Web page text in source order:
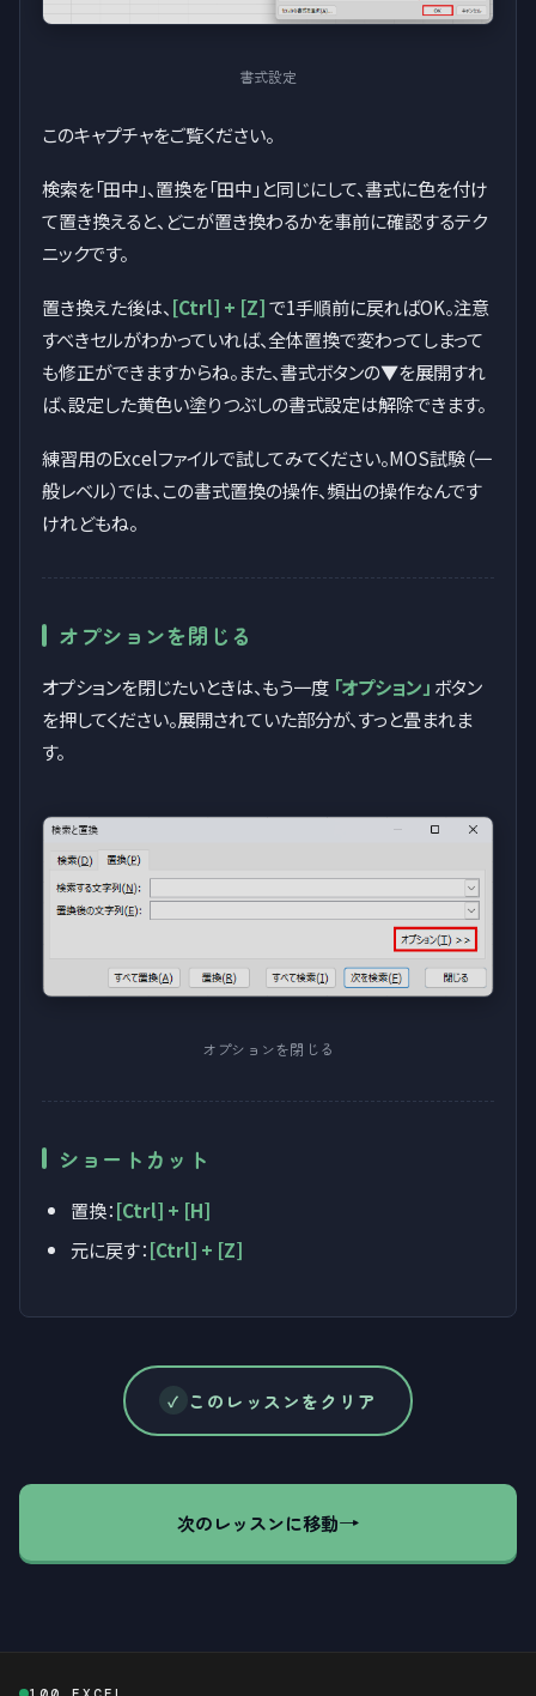
書式設定
このキャプチャをご覧ください。
検索を「田中」、置換を「田中」と同じにして、書式に色を付け
て置き換えると、どこが置き換わるかを事前に確認するテク
ニックです。
置き換えた後は、 [Ctrl] + [Z]で1手順前に戻ればOK。注意
すべきセルがわかっていれば、全体置換で変わってしまって
も修正ができますからね。また、書式ボタンの▼を展開すれ
ば、設定した黄色い塗りつぶしの書式設定は解除できます。
練習用のExcelファイルで試してみてください。MOS試験（一
般レベル）では、この書式置換の操作、頻出の操作なんです
けれどもね。
オプションを閉じる
オプションを閉じたいときは、もう一度 「オプション」 ボタン
を押してください。展開されていた部分が、すっと畳まれま
す。
オプションを閉じる
ショートカット
置換：[Ctrl] + [H]
元に戻す：[Ctrl] + [Z]
✓ このレッスンをクリア
→